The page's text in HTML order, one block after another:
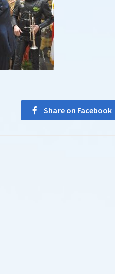
Share on Facebook